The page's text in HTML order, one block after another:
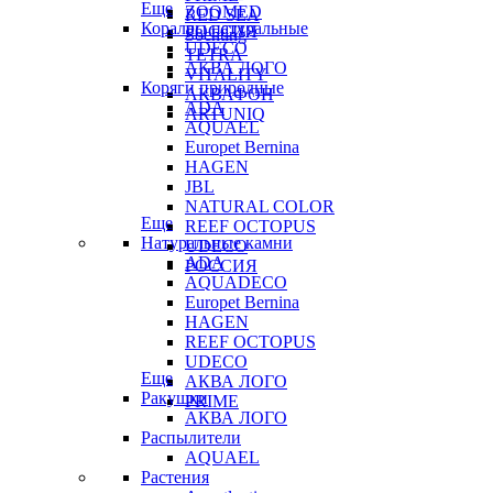
RED SEA
Sochting
TETRA
VITALITY
АКВАФОН
ARTUNIQ
ZOOMED
РОССИЯ
Еще
Кораллы натуральные
UDECO
АКВА ЛОГО
Коряги природные
ADA
AQUAEL
Europet Bernina
HAGEN
JBL
NATURAL COLOR
REEF OCTOPUS
UDECO
РОССИЯ
Еще
Натуральные камни
ADA
AQUADECO
Europet Bernina
HAGEN
REEF OCTOPUS
UDECO
АКВА ЛОГО
PRIME
Еще
Ракушки
АКВА ЛОГО
Распылители
AQUAEL
Растения